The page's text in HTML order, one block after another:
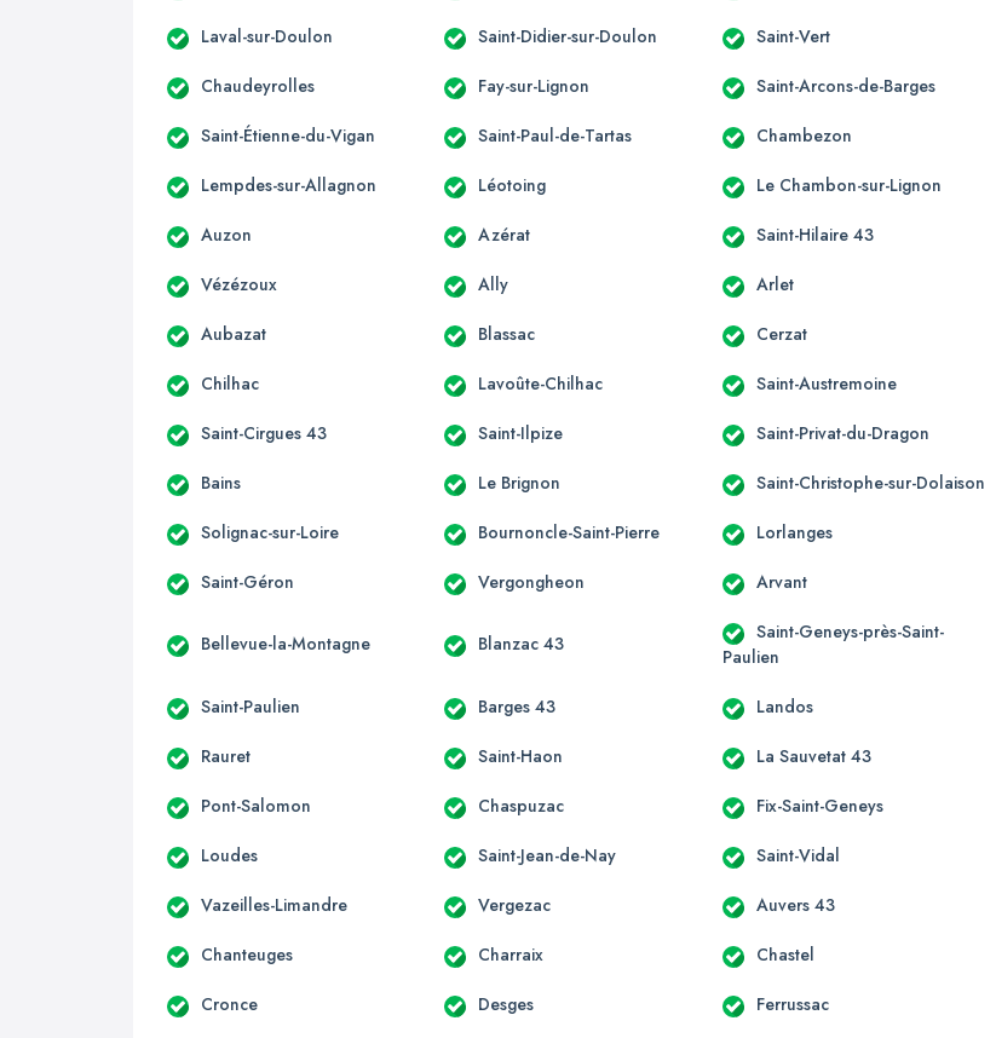
Laval-sur-Doulon Saint-Didier-sur-Doulon Saint-Vert
Chaudeyrolles Fay-sur-Lignon Saint-Arcons-de-Barges
Saint-Étienne-du-Vigan Saint-Paul-de-Tartas Chambezon
Lempdes-sur-Allagnon Léotoing Le Chambon-sur-Lignon
Auzon Azérat Saint-Hilaire 43
Vézézoux Ally Arlet
Aubazat Blassac Cerzat
Chilhac Lavoûte-Chilhac Saint-Austremoine
Saint-Cirgues 43 Saint-Ilpize Saint-Privat-du-Dragon
Bains Le Brignon Saint-Christophe-sur-Dolaison
Solignac-sur-Loire Bournoncle-Saint-Pierre Lorlanges
Saint-Géron Vergongheon Arvant
Bellevue-la-Montagne Blanzac 43
Saint-Geneys-près-Saint-
Paulien
Saint-Paulien Barges 43 Landos
Rauret Saint-Haon La Sauvetat 43
Pont-Salomon Chaspuzac Fix-Saint-Geneys
Loudes Saint-Jean-de-Nay Saint-Vidal
Vazeilles-Limandre Vergezac Auvers 43
Chanteuges Charraix Chastel
Cronce Desges Ferrussac